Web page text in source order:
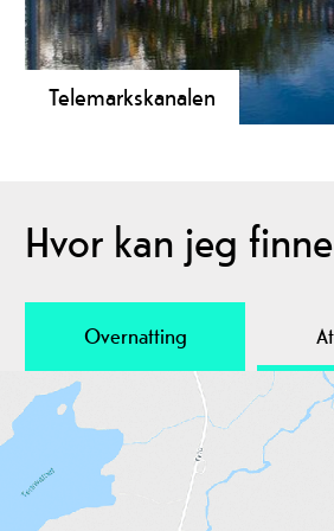
Telemarkskanalen
Hvor kan jeg
Overnatting